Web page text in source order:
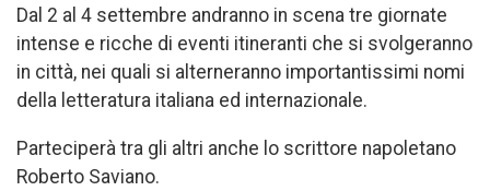
Dal 2 al 4 settembre andranno in scena tre giornate
intense e ricche di eventi itineranti che si svolgeranno
in città, nei quali si alterneranno importantissimi nomi
della letteratura italiana ed internazionale.
Parteciperà tra gli altri anche lo scrittore napoletano
Roberto Saviano.